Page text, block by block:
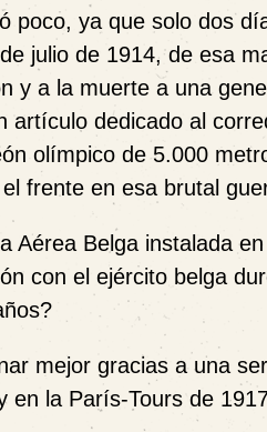
poco, ya que solo dos
julio de 1914, de esa
y a la muerte a una
artículo dedicado al
olímpico de 5.000
frente en esa brutal
Aérea Belga instalada
con el ejército belga
mejor gracias a una
la París-Tours de